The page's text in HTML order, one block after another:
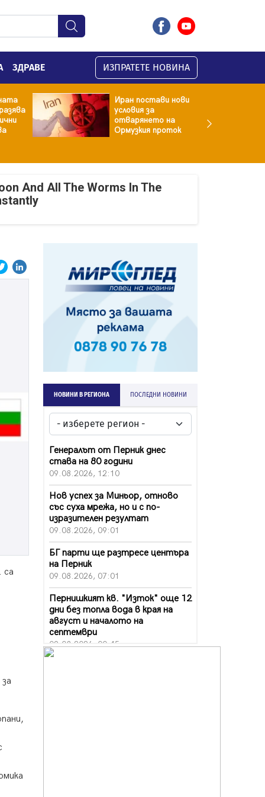
ЗДРАВЕ ИЗПРАТЕТЕ НОВИНА
Иран постави нови
условия за
отварянето на
Ормузкия проток
And All The Worms In The
са
НОВИНИ В РЕГИОНА ПОСЛЕДНИ НОВИНИ
Генералът от Перник днес
става на 80 години
09.08.2026, 12:10
Нов успех за Миньор, отново
със суха мрежа, но и с по-
изразителен резултат
09.08.2026, 09:01
БГ парти ще разтресе центъра
на Перник
09.08.2026, 07:01
Пернишкият кв. "Изток" още 12
дни без топла вода в края на
август и началото на
септември
09.08.2026, 00:45